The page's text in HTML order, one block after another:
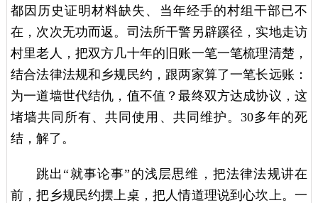
都因历史证明材料缺失、当年经手的村组干部已不
在，次次无功而返。司法所干警另辟蹊径，实地走访
村里老人，把双方几十年的旧账一笔一笔梳理清楚，
结合法律法规和乡规民约，跟两家算了一笔长远账：
为一道墙世代结仇，值不值？最终双方达成协议，这
堵墙共同所有、共同使用、共同维护。30多年的死
结，解了。
跳出“就事论事”的浅层思维，把法律法规讲在
前，把乡规民约摆上桌，把人情道理说到心坎上。一